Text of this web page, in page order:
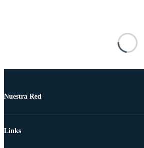
Nuestra Red
Links